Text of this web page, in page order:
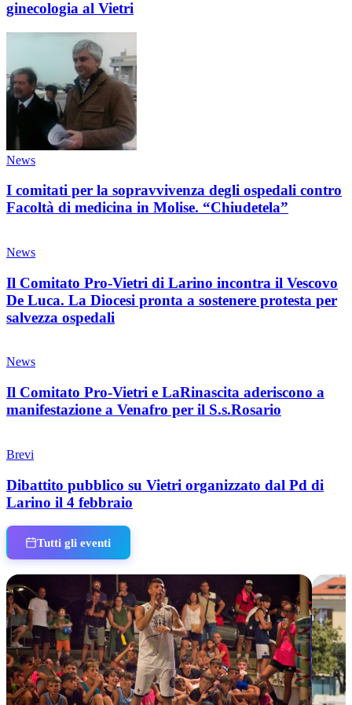
ginecologia al Vietri
News
I comitati per la sopravvivenza degli ospedali contro
Facoltà di medicina in Molise. “Chiudetela”
News
Il Comitato Pro-Vietri di Larino incontra il Vescovo
De Luca. La Diocesi pronta a sostenere protesta per
salvezza ospedali
News
Il Comitato Pro-Vietri e LaRinascita aderiscono a
manifestazione a Venafro per il S.s.Rosario
Brevi
Dibattito pubblico su Vietri organizzato dal Pd di
Larino il 4 febbraio
Tutti gli eventi